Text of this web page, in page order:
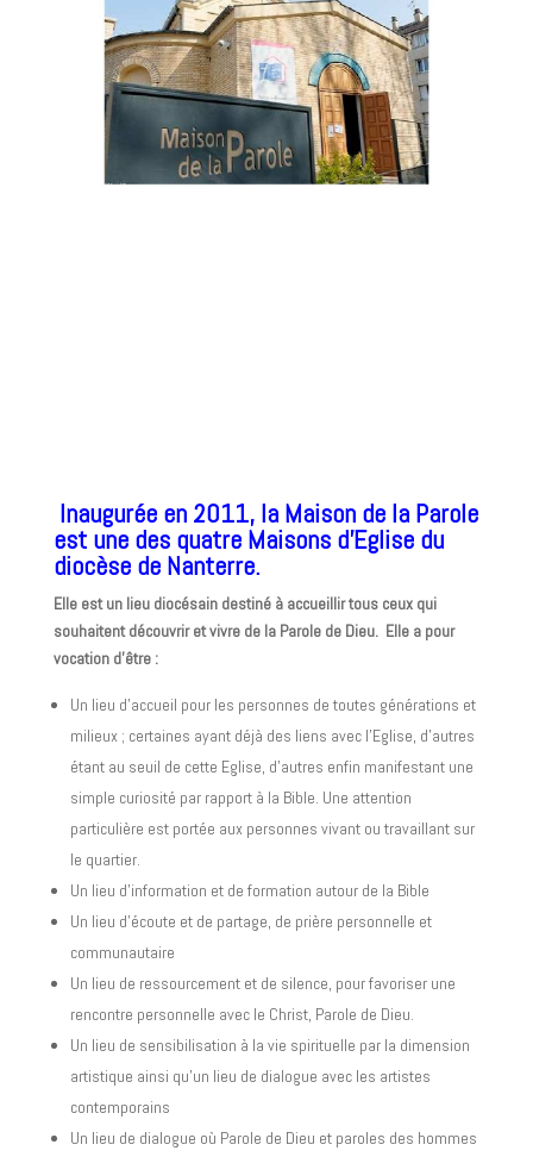
Inaugurée en 2011, la Maison de la Parole
est une des quatre Maisons d’Eglise du
diocèse de Nanterre.
Elle est un lieu diocésain destiné à accueillir tous ceux qui
souhaitent découvrir et vivre de la Parole de Dieu. Elle a pour
vocation d’être :
Un lieu d’accueil pour les personnes de toutes générations et
milieux ; certaines ayant déjà des liens avec l’Eglise, d’autres
étant au seuil de cette Eglise, d’autres enfin manifestant une
simple curiosité par rapport à la Bible. Une attention
particulière est portée aux personnes vivant ou travaillant sur
le quartier.
Un lieu d’information et de formation autour de la Bible
Un lieu d’écoute et de partage, de prière personnelle et
communautaire
Un lieu de ressourcement et de silence, pour favoriser une
rencontre personnelle avec le Christ, Parole de Dieu.
Un lieu de sensibilisation à la vie spirituelle par la dimension
artistique ainsi qu’un lieu de dialogue avec les artistes
contemporains
Un lieu de dialogue où Parole de Dieu et paroles des hommes